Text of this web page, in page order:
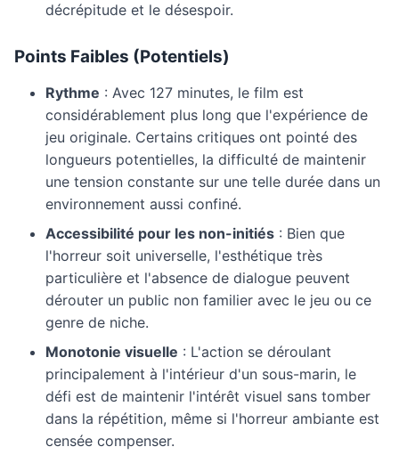
décrépitude et le désespoir.
Points Faibles (Potentiels)
Rythme : Avec 127 minutes, le film est
considérablement plus long que l'expérience de
jeu originale. Certains critiques ont pointé des
longueurs potentielles, la difficulté de maintenir
une tension constante sur une telle durée dans un
environnement aussi confiné.
Accessibilité pour les non-initiés : Bien que
l'horreur soit universelle, l'esthétique très
particulière et l'absence de dialogue peuvent
dérouter un public non familier avec le jeu ou ce
genre de niche.
Monotonie visuelle : L'action se déroulant
principalement à l'intérieur d'un sous-marin, le
défi est de maintenir l'intérêt visuel sans tomber
dans la répétition, même si l'horreur ambiante est
censée compenser.